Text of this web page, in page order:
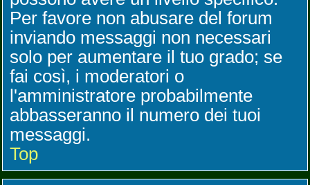
Per favore non abusare del forum
inviando messaggi non necessari
solo per aumentare il tuo grado; se
fai così, i moderatori o
l'amministratore probabilmente
abbasseranno il numero dei tuoi
messaggi.
Top